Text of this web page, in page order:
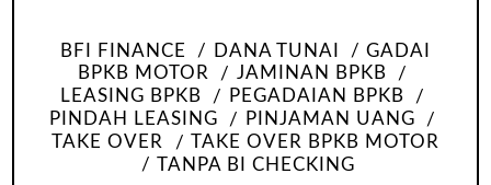
BFI FINANCE DANA TUNAI
GADAI
BPKB MOTOR
JAMINAN BPKB
LEASING BPKB
PEGADAIAN BPKB
PINDAH LEASING
PINJAMAN UANG
TAKE OVER
TAKE OVER BPKB MOTOR
TANPA BI CHECKING